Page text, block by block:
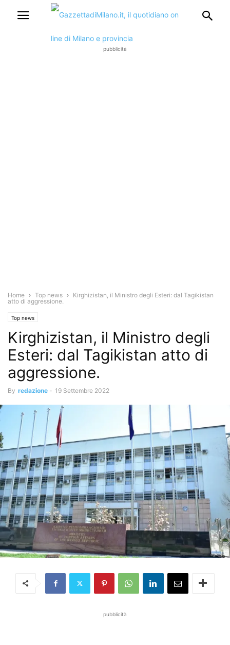
pubblicità
Home Top news
Kirghizistan, il Ministro degli Esteri: dal Tagikistan
atto di aggressione.
Top news
Kirghizistan, il Ministro degli
Esteri: dal Tagikistan atto di
aggressione.
By redazione - 19 Settembre 2022
pubblicità